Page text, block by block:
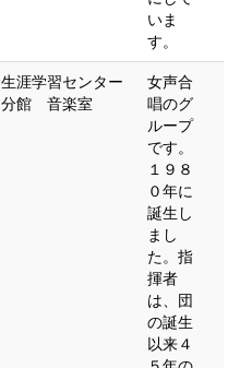
いま
す。
生涯学習センター
分館 音楽室
女声合
唱のグ
ループ
です。
１９８
０年に
誕生し
まし
た。指
揮者
は、団
の誕生
以来４